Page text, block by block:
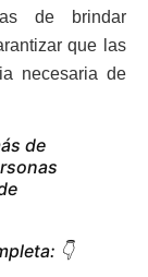
de brindar
que las
necesaria de
de
👇